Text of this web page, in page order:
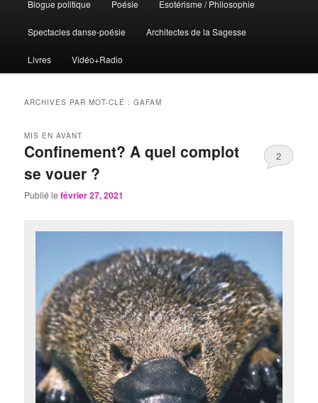
Aller
au
contenu
principal
Aller
au
contenu
secondaire
Blogue politique Poésie Esotérisme / Philosophie
Spectacles danse-poésie Architectes de la Sagesse
Livres Vidéo+Radio
ARCHIVES PAR MOT-CLÉ :GAFAM
Confinement? A quel complot
se vouer ?
MIS EN AVANT
Publié lefévrier 27, 2021
2